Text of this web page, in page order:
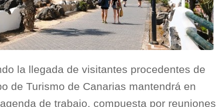
la llegada de visitantes procedentes de
de Turismo de Canarias mantendrá en
de trabajo, compuesta por reuniones